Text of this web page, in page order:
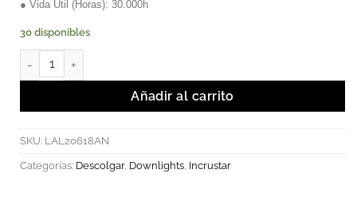
● Vida Útil (Horas): 30.000h
30 disponibles
Bardu - Luminaria LED Aplique de pared 9W Luz Cálida cantidad
Añadir al carrito
SKU: LAL20618AN
Categorías: Descolgar, Downlights Incrustar